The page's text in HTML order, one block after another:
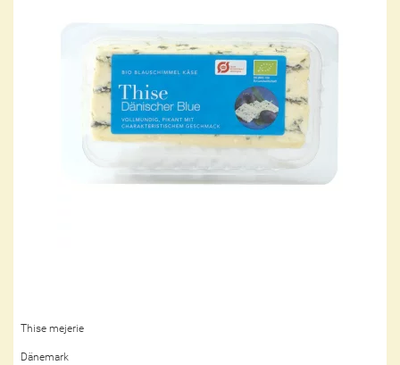
Thise mejerie
Dänemark